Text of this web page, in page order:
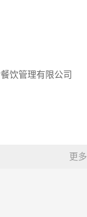
饮管理有限公司
更多